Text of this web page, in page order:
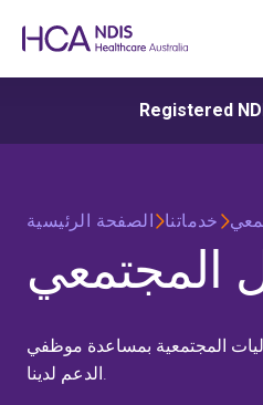
Registered
الصفحة الرئيسية خدماتنا
المجتمعي
المجتمعية بمساعدة موظفي
الدعم لدينا.